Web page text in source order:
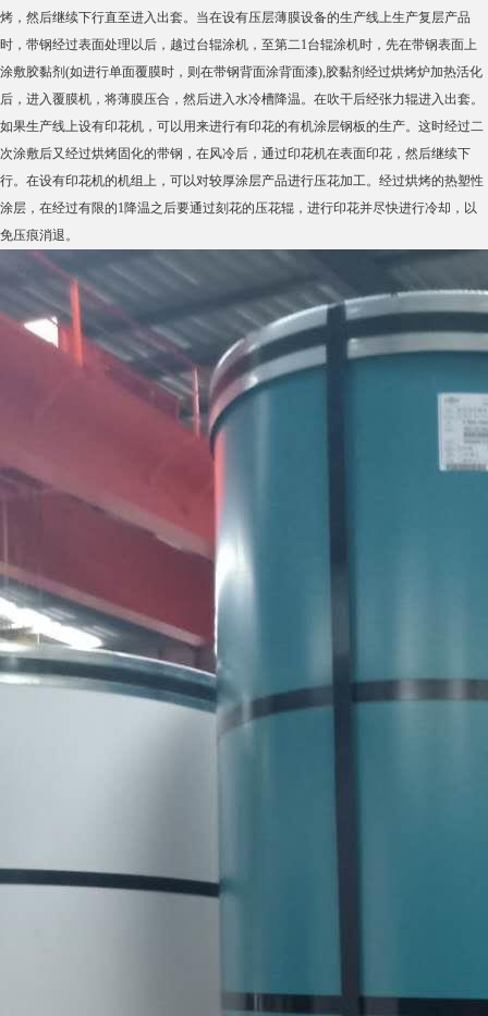
烤，然后继续下行直至进入出套。当在设有压层薄膜设备的生产线上生产复层产品
时，带钢经过表面处理以后，越过台辊涂机，至第二1台辊涂机时，先在带钢表面上
涂敷胶黏剂(如进行单面覆膜时，则在带钢背面涂背面漆),胶黏剂经过烘烤炉加热活化
后，进入覆膜机，将薄膜压合，然后进入水冷槽降温。在吹干后经张力辊进入出套。
如果生产线上设有印花机，可以用来进行有印花的有机涂层钢板的生产。这时经过二
次涂敷后又经过烘烤固化的带钢，在风冷后，通过印花机在表面印花，然后继续下
行。在设有印花机的机组上，可以对较厚涂层产品进行压花加工。经过烘烤的热塑性
涂层，在经过有限的1降温之后要通过刻花的压花辊，进行印花并尽快进行冷却，以
免压痕消退。